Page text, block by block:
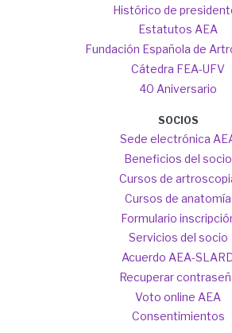
Histórico de
Estatutos AEA
Fundación Española de
Cátedra FEA-UFV
40 Aniversario
SOCIOS
Sede electrónica
Beneficios del socio
Cursos de
Cursos de anatomía
Formulario
Servicios del socio
Acuerdo AEA-
Recuperar
Voto online AEA
Consentimientos